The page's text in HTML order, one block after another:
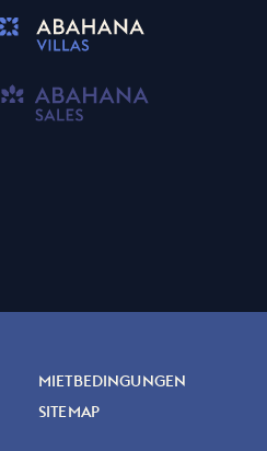
MIETBEDINGUNGEN
SITEMAP